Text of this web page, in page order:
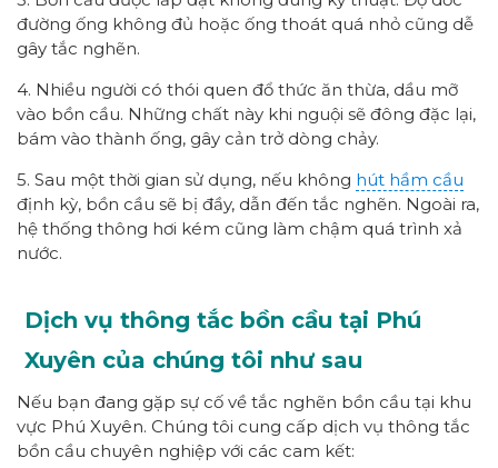
đường ống không đủ hoặc ống thoát quá nhỏ cũng dễ
gây tắc nghẽn.
4. Nhiều người có thói quen đổ thức ăn thừa, dầu mỡ
vào bồn cầu. Những chất này khi nguội sẽ đông đặc lại,
bám vào thành ống, gây cản trở dòng chảy.
5. Sau một thời gian sử dụng, nếu không hút hầm cầu
định kỳ, bồn cầu sẽ bị đầy, dẫn đến tắc nghẽn. Ngoài ra,
hệ thống thông hơi kém cũng làm chậm quá trình xả
nước.
Dịch vụ thông tắc bồn cầu tại Phú
Xuyên của chúng tôi như sau
Nếu bạn đang gặp sự cố về tắc nghẽn bồn cầu tại khu
vực Phú Xuyên. Chúng tôi cung cấp dịch vụ thông tắc
bồn cầu chuyên nghiệp với các cam kết: